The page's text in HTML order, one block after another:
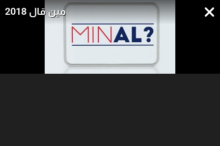
مين قال 2018